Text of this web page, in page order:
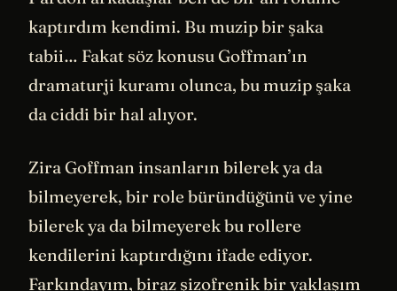
kaptırdım kendimi. Bu muzip bir şaka
tabii… Fakat söz konusu Goffman’ın
dramaturji kuramı olunca, bu muzip şaka
da ciddi bir hal alıyor.
Zira Goffman insanların bilerek ya da
bilmeyerek, bir role büründüğünü ve yine
bilerek ya da bilmeyerek bu rollere
kendilerini kaptırdığını ifade ediyor.
Farkındayım, biraz şizofrenik bir yaklaşım